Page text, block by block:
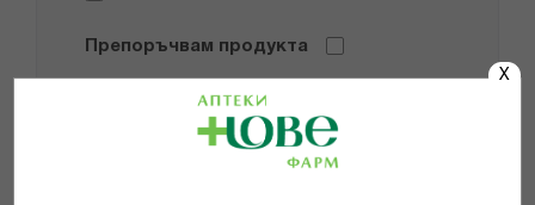
X
Препоръчвам продукта
Прочетох и се съгласявам с
Общите условия и политиката за
поверителност *